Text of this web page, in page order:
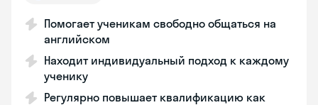
Помогает ученикам свободно общаться на
английском
Находит индивидуальный подход к каждому
ученику
Регулярно повышает квалификацию как